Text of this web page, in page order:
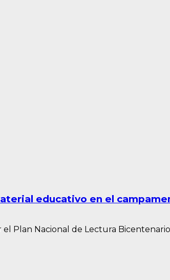
educativo en el
Plan Nacional de Lectura Bicentenario,